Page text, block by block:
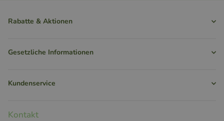
Rabatte & Aktionen
Gesetzliche Informationen
Kundenservice
Kontakt